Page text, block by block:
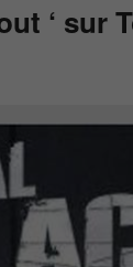
‘ sur